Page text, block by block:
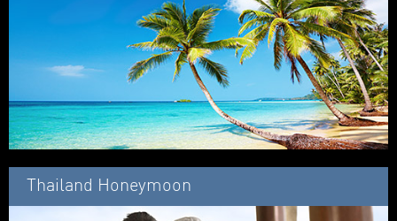
Thailand Honeymoon